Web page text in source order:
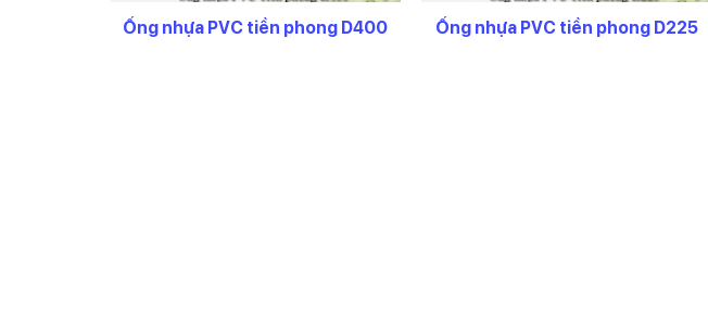
khác nhau. Ví dụ ống D21 chỉ có C0, C1, C2, C3. Quý khách vui lòng xem thêm về
Ống nhựa PVC tiền phong D400 Ống nhựa PVC tiền phong D225